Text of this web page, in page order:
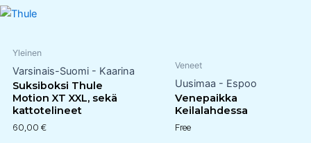
Yleinen
Varsinais-Suomi - Kaarina
Suksiboksi Thule
Motion XT XXL, sekä
kattotelineet
60,00 €
Veneet
Uusimaa - Espoo
Venepaikka
Keilalahdessa
Free